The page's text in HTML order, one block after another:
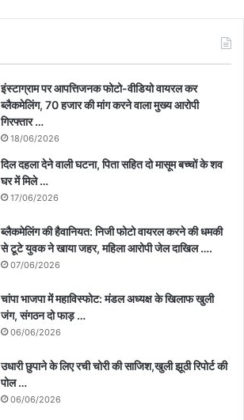
इंस्टाग्राम पर आपत्तिजनक फोटो-वीडियो वायरल कर
ब्लैकमेलिंग, 70 हजार की मांग करने वाला मुख्य आरोपी
गिरफ्तार …
18/06/2026
दिल दहला देने वाली घटना, पिता सहित दो मासूम बच्चों के शव
घर में मिले …
17/06/2026
ब्लैकमेलिंग की हैवानियत: निजी फोटो वायरल करने की धमकी
से टूटे युवक ने खाया जहर, महिला आरोपी जेल दाखिल ….
07/06/2026
चांपा भाजपा में महाविस्फोट: मंडल अध्यक्ष के खिलाफ खुली
जंग, संगठन दो फाड़ …
06/06/2026
उधारी छुपाने के लिए रची चोरी की साजिश,खुली झूठी रिपोर्ट की
पोल …
06/06/2026